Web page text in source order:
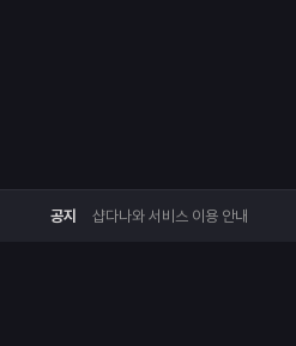
공지 샵다나와 서비스 이용 안내